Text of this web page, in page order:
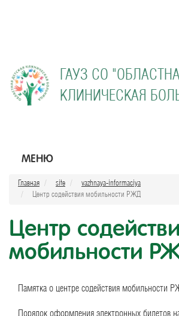
ГАУЗ СО "
КЛИНИЧЕСКАЯ
МЕНЮ
Главная site
vazhnaya-informaciya
Центр содействия мобильности РЖД
Центр
мобильности
Памятка о центре содействия мобильности
Порядок оформления электронных билетов